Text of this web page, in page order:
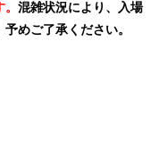
混雑状況により、入場
めご了承ください。